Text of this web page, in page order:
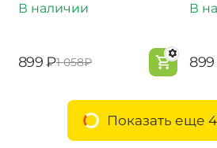
В наличии
‍899‍ ₽‍1 058‍₽
В
‍899‍
Показать еще